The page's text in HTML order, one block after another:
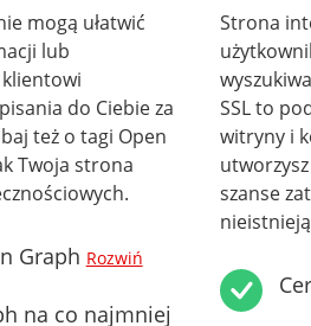
mogą ułatwić
lub
do Ciebie za
też o tagi Open
Twoja strona
Graph Rozwiń
na co najmniej
Strona
SSL to
witryny i
szanse